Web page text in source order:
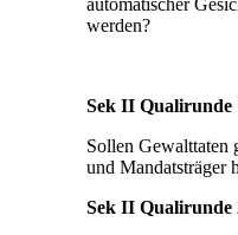
werden?
Sek II Qualirunde
Sollen Gewalttaten
und Mandatsträger
Sek II Qualirunde